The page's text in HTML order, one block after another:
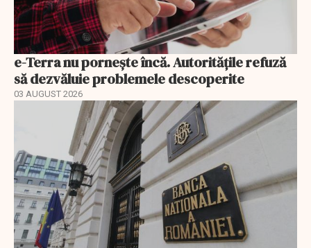
e-Terra nu pornește încă. Autoritățile refuză
să dezvăluie problemele descoperite
03 AUGUST 2026